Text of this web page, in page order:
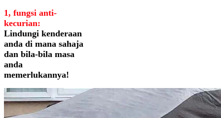
1, fungsi anti-
kecurian:
Lindungi kenderaan
anda di mana sahaja
dan bila-bila masa
anda
memerlukannya!